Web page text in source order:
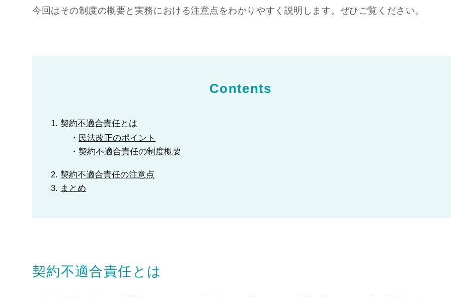
今回はその制度の概要と実務における注意点をわかりやすく説明します。ぜひご覧ください。
Contents
契約不適合責任とは
民法改正のポイント
契約不適合責任の制度概要
契約不適合責任の注意点
まとめ
契約不適合責任とは